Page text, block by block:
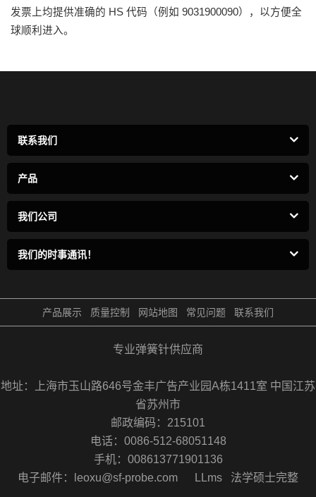
发票上均提供准确的 HS 代码（例如 9031900090），以方便全
球顺利进入。
联系我们
产品
我们公司
我们的时事通讯！
产品展示 质量控制 网站地图 常见问题 联系我们
专业弹簧针供应商
地址：上海市玉山路646号金丰广告产业园A栋1411室 中国江苏
省苏州市
邮政编码：215101
电话：0086-512-68051148
手机：008613771901136
电子邮件：leoxu@sf-probe.com
LLms 法学硕士完整